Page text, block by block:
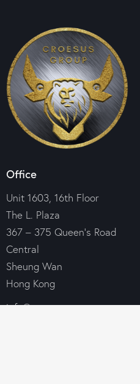
Office
Unit 1603, 16th Floor
The L. Plaza
367 – 375 Queen’s Road
Central
Sheung Wan
Hong Kong
info@croesus-group.com